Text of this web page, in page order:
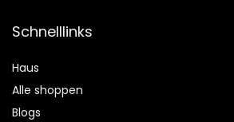
Schnelllinks
Haus
Alle shoppen
Blogs